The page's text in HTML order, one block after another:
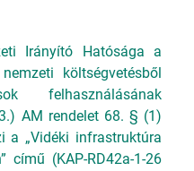
Irányító Hatósága a
költségvetésből
felhasználásának
AM rendelet 68. § (1)
a „Vidéki infrastruktúra
című (KAP-RD42a-1-26